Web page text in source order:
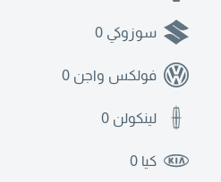
سوزوكي 0
فولكس واجن 0
لينكولن 0
كيا 0